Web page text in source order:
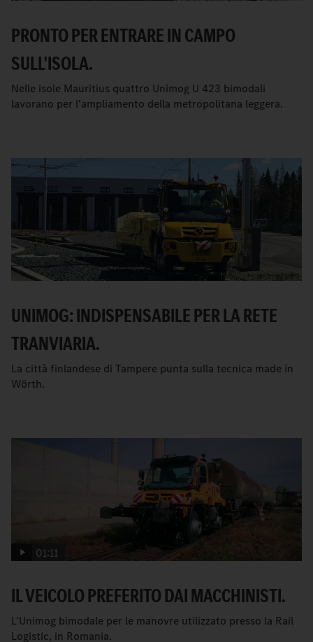
PRONTO PER ENTRARE IN CAMPO
SULL'ISOLA.
Nelle isole Mauritius quattro Unimog U 423 bimodali
lavorano per l'ampliamento della metropolitana leggera.
UNIMOG: INDISPENSABILE PER LA RETE
TRANVIARIA.
La città finlandese di Tampere punta sulla tecnica made in
Wörth.
01:11
IL VEICOLO PREFERITO DAI MACCHINISTI.
L'Unimog bimodale per le manovre utilizzato presso la Rail
Logistic, in Romania.